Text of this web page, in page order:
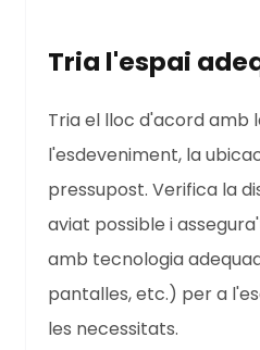
Tria l'espai
Tria el lloc d'acord amb
l'esdeveniment, la
pressupost. Verifica la
aviat possible i
amb tecnologia
pantalles, etc.) per a
les necessitats.